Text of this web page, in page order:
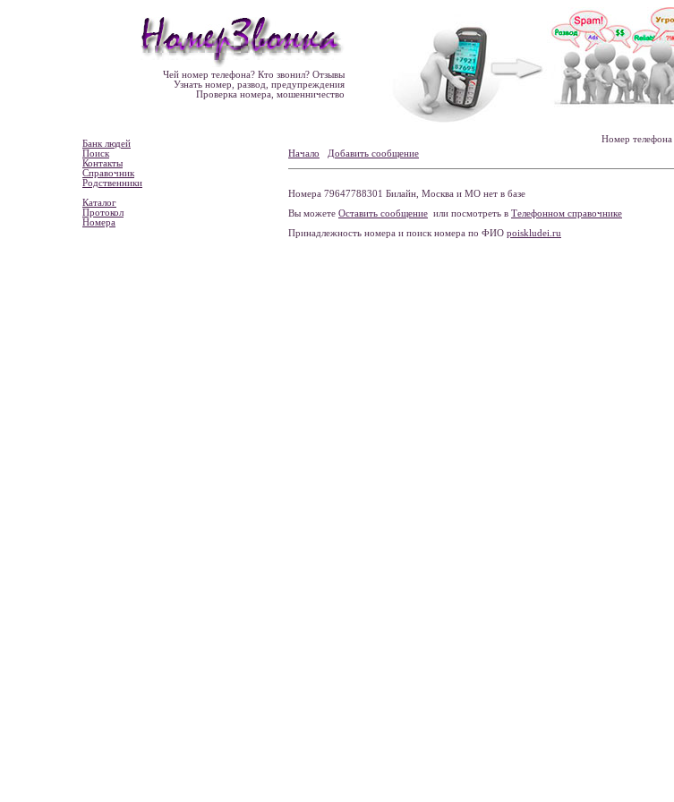
Чей номер телефона? Кто звонил? Отзывы
Узнать номер, развод, предупреждения
Проверка номера, мошенничество
Банк людей
Поиск
Контакты
Справочник
Родственники
Каталог
Протокол
Номера
Номер телефона
Начало
Добавить сообщение
Номера 79647788301 Билайн, Москва и МО нет в базе
Вы можете Оставить сообщение или посмотреть в Телефонном справочнике
Принадлежность номера и поиск номера по ФИО poiskludei.ru